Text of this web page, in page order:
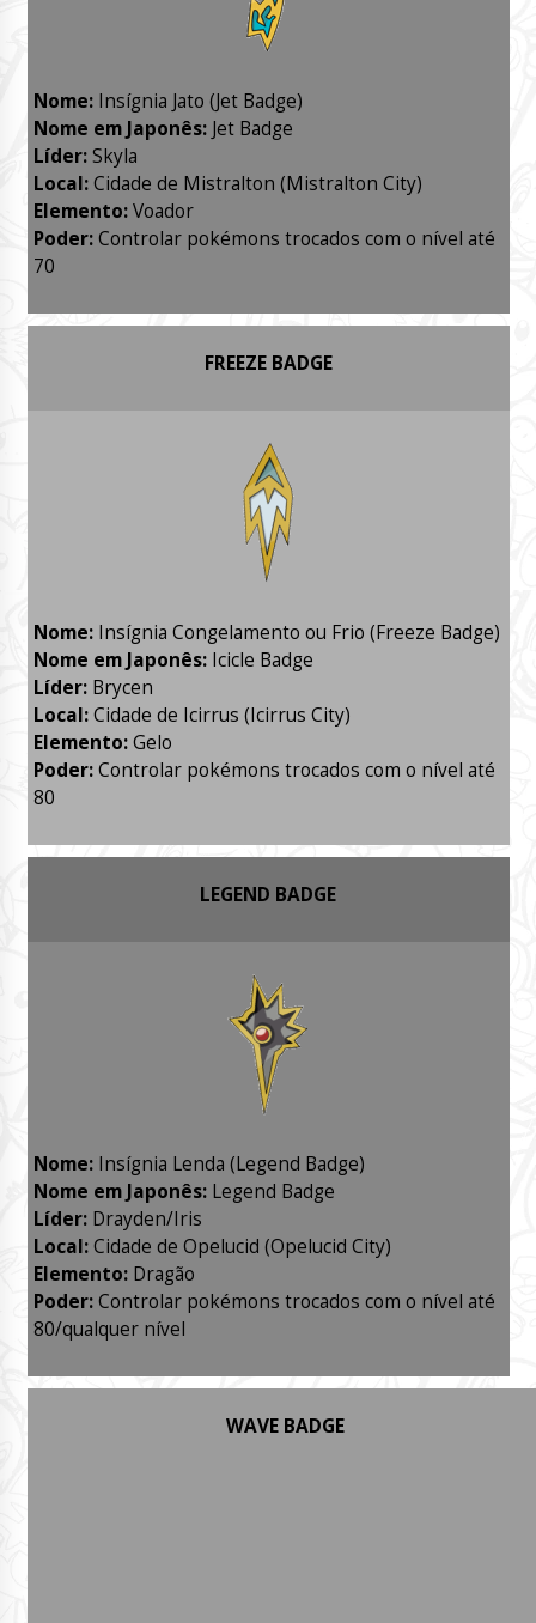
Nome:Insígnia Jato (Jet Badge)
Nome em Japonês:Jet Badge
Líder:Skyla
Local:Cidade de Mistralton (Mistralton City)
Elemento:Voador
Poder:Controlar pokémons trocados com o nível até
70
FREEZE BADGE
Nome:Insígnia Congelamento ou Frio (Freeze Badge)
Nome em Japonês:Icicle Badge
Líder:Brycen
Local:Cidade de Icirrus (Icirrus City)
Elemento:Gelo
Poder:Controlar pokémons trocados com o nível até
80
LEGEND BADGE
Nome:Insígnia Lenda (Legend Badge)
Nome em Japonês:Legend Badge
Líder:Drayden/Iris
Local:Cidade de Opelucid (Opelucid City)
Elemento:Dragão
Poder:Controlar pokémons trocados com o nível até
80/qualquer nível
WAVE BADGE